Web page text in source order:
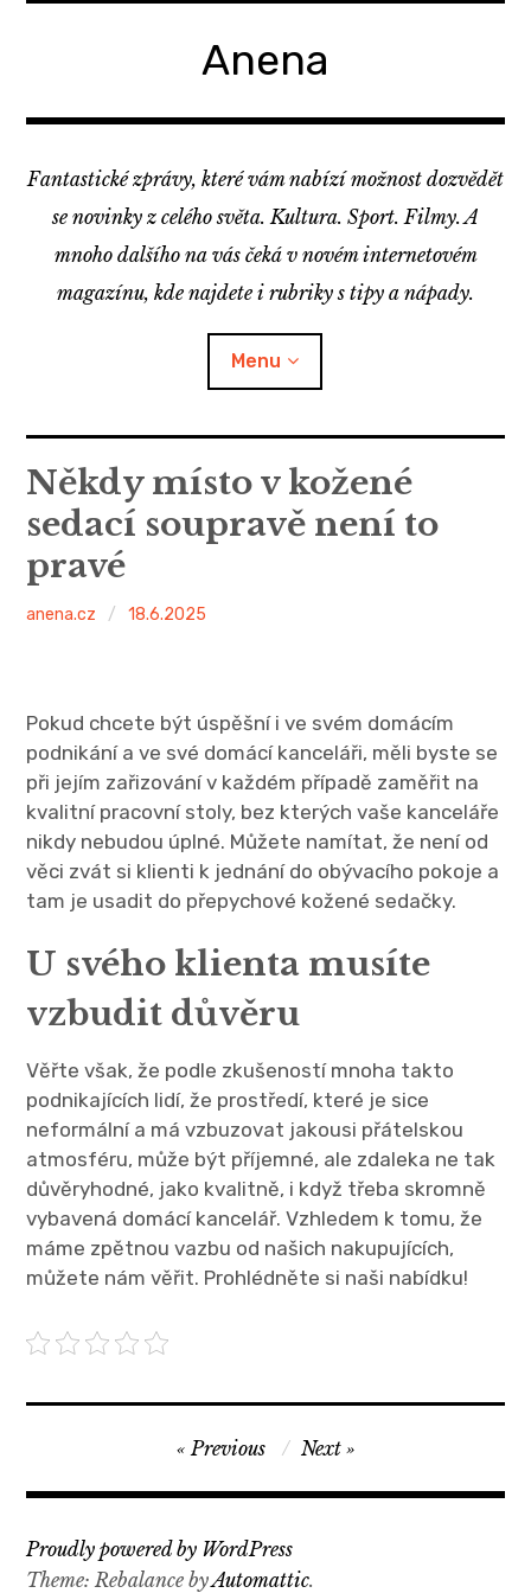
Anena
Fantastické zprávy, které vám nabízí možnost dozvědět
se novinky z celého světa. Kultura. Sport. Filmy. A
mnoho dalšího na vás čeká v novém internetovém
magazínu, kde najdete i rubriky s tipy a nápady.
Menu
Někdy místo v kožené
sedací soupravě není to
pravé
anena.cz 18.6.2025
Pokud chcete být úspěšní i ve svém domácím
podnikání a ve své domácí kanceláři, měli byste se
při jejím zařizování v každém případě zaměřit na
kvalitní pracovní stoly, bez kterých vaše kanceláře
nikdy nebudou úplné. Můžete namítat, že není od
věci zvát si klienti k jednání do obývacího pokoje a
tam je usadit do přepychové kožené sedačky.
U svého klienta musíte
vzbudit důvěru
Věřte však, že podle zkušeností mnoha takto
podnikajících lidí, že prostředí, které je sice
neformální a má vzbuzovat jakousi přátelskou
atmosféru, může být příjemné, ale zdaleka ne tak
důvěryhodné, jako kvalitně, i když třeba skromně
vybavená domácí kancelář. Vzhledem k tomu, že
máme zpětnou vazbu od našich nakupujících,
můžete nám věřit. Prohlédněte si naši nabídku!
pro
Previous Next
Proudly powered by WordPress
Theme: Rebalance byAutomattic.